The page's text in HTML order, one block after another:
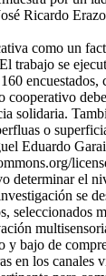
Ricardo
como un
trabajo se
solidaria.
o
Eduardo
determinar el
se
seleccionados
y bajo de
en los canales